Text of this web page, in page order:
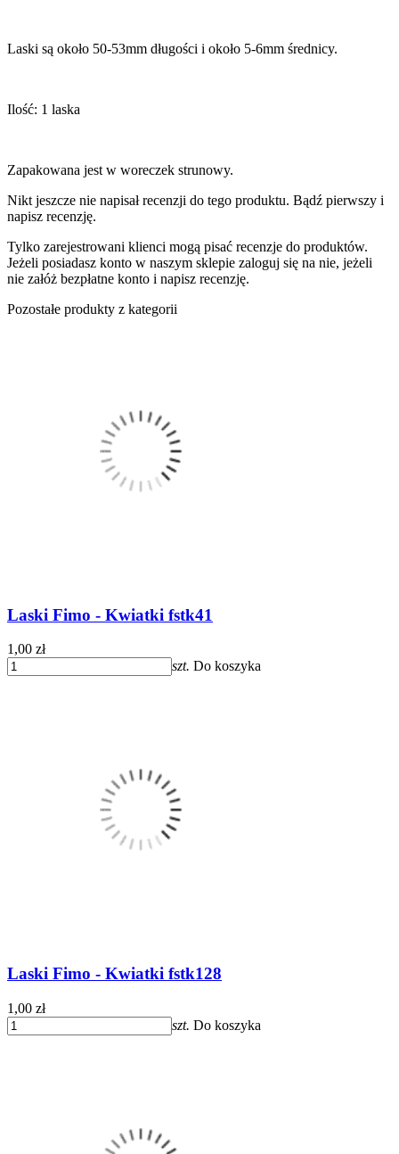
Laski są około 50-53mm długości i około 5-6mm średnicy.
Ilość: 1 laska
Zapakowana jest w woreczek strunowy.
Nikt jeszcze nie napisał recenzji do tego produktu. Bądź pierwszy i
napisz recenzję.
Tylko zarejestrowani klienci mogą pisać recenzje do produktów.
Jeżeli posiadasz konto w naszym sklepie zaloguj się na nie, jeżeli
nie załóż bezpłatne konto i napisz recenzję.
Pozostałe produkty z kategorii
Laski Fimo - Kwiatki fstk41
1,00 zł
szt. Do koszyka
Laski Fimo - Kwiatki fstk128
1,00 zł
szt. Do koszyka